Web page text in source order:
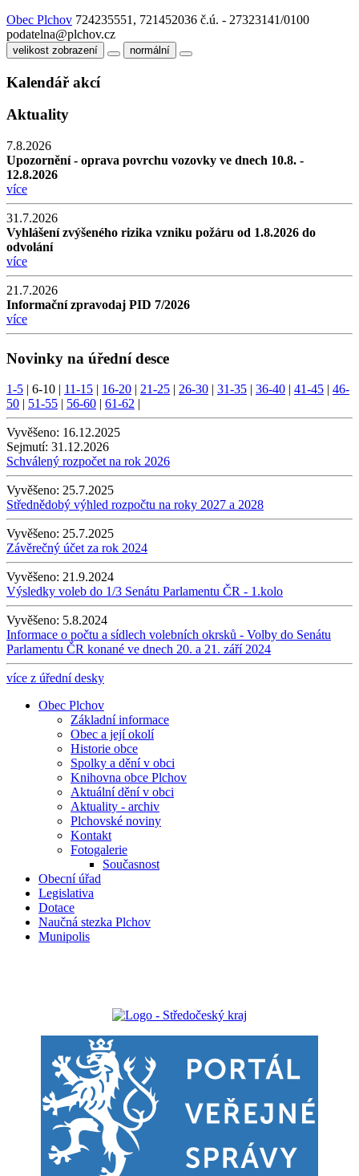
Obec Plchov 724235551, 721452036 č.ú. - 27323141/0100
podatelna@plchov.cz
velikost zobrazení normální
Kalendář akcí
Aktuality
7.8.2026
Upozornění - oprava povrchu vozovky ve dnech 10.8. -
12.8.2026
více
31.7.2026
Vyhlášení zvýšeného rizika vzniku požáru od 1.8.2026 do
odvolání
více
21.7.2026
Informační zpravodaj PID 7/2026
více
Novinky na úřední desce
1-5 6-10 11-15 16-20 21-25 26-30 31-35 36-40 41-45
46-
50
51-55 56-60 61-62
Vyvěšeno: 16.12.2025
Sejmutí: 31.12.2026
Schválený rozpočet na rok 2026
Vyvěšeno: 25.7.2025
Střednědobý výhled rozpočtu na roky 2027 a 2028
Vyvěšeno: 25.7.2025
Závěrečný účet za rok 2024
Vyvěšeno: 21.9.2024
Výsledky voleb do 1/3 Senátu Parlamentu ČR - 1.kolo
Vyvěšeno: 5.8.2024
Informace o počtu a sídlech volebních okrsků - Volby do Senátu
Parlamentu ČR konané ve dnech 20. a 21. září 2024
více z úřední desky
Obec Plchov
Základní informace
Obec a její okolí
Historie obce
Spolky a dění v obci
Knihovna obce Plchov
Aktuální dění v obci
Aktuality - archiv
Plchovské noviny
Kontakt
Fotogalerie
Současnost
Obecní úřad
Legislativa
Dotace
Naučná stezka Plchov
Munipolis